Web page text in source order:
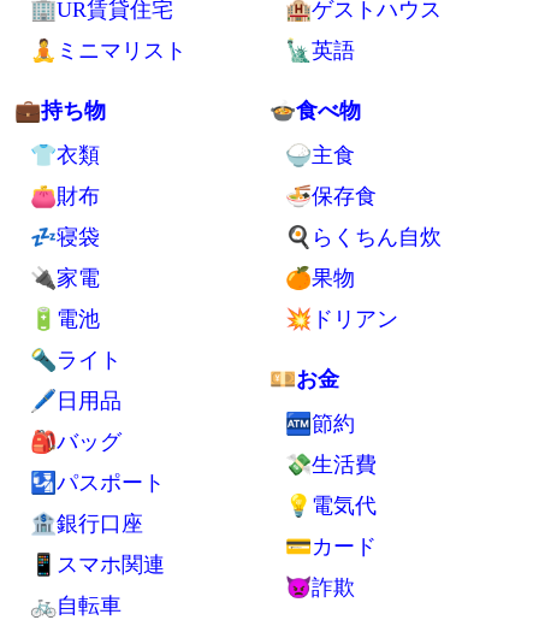
🏢UR賃貸住宅
🧘ミニマリスト
🏨ゲストハウス
🗽英語
💼持ち物
👕衣類
👛財布
💤寝袋
🔌家電
🔋電池
🔦ライト
🖊日用品
🎒バッグ
🛂パスポート
🏦銀行口座
📱スマホ関連
🚲自転車
🍲食べ物
🍚主食
🍜保存食
🍳らくちん自炊
🍊果物
💥ドリアン
💴お金
🏧節約
💸生活費
💡電気代
💳カード
👿詐欺